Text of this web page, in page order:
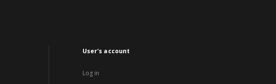
User's account
Log in